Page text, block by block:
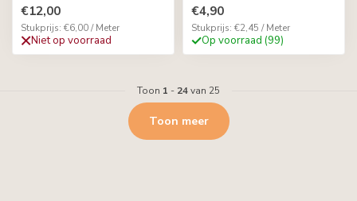
€12,00
Stukprijs: €6,00 / Meter
Niet op voorraad
€4,90
Stukprijs: €2,45 / Meter
Op voorraad (99)
Toon 1 - 24van 25
Toon meer